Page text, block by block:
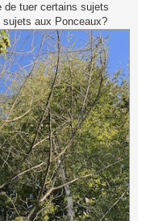
de tuer certains sujets
aux Ponceaux?